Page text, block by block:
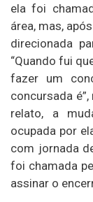
ela foi
área, mas,
direcionada
“Quando fui
fazer um
concursada
relato, a
ocupada por
com jornada
foi chamada
assinar o